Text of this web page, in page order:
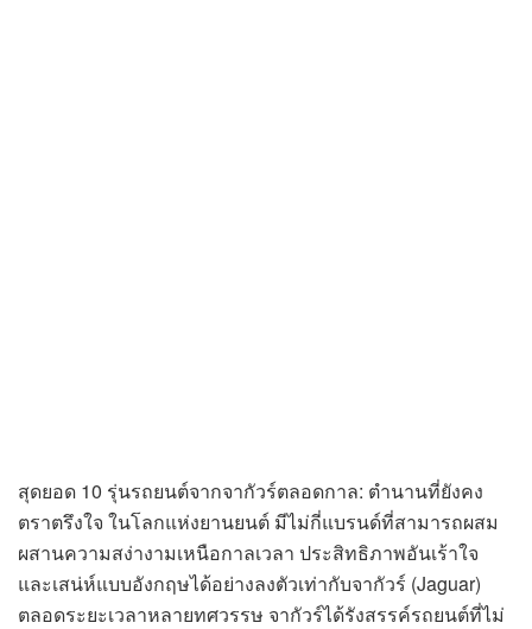
สุดยอด 10 รุ่นรถยนต์จากจากัวร์ตลอดกาล: ตำนานที่ยังคง
ตราตรึงใจ ในโลกแห่งยานยนต์ มีไม่กี่แบรนด์ที่สามารถผสม
ผสานความสง่างามเหนือกาลเวลา ประสิทธิภาพอันเร้าใจ
และเสน่ห์แบบอังกฤษได้อย่างลงตัวเท่ากับจากัวร์ (Jaguar)
ตลอดระยะเวลาหลายทศวรรษ จากัวร์ได้รังสรรค์รถยนต์ที่ไม่